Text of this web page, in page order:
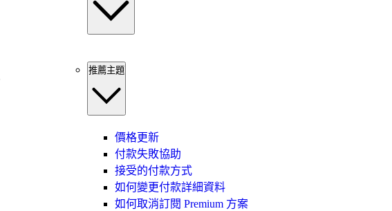
推薦主題
價格更新
付款失敗協助
接受的付款方式
如何變更付款詳細資料
如何取消訂閱 Premium 方案